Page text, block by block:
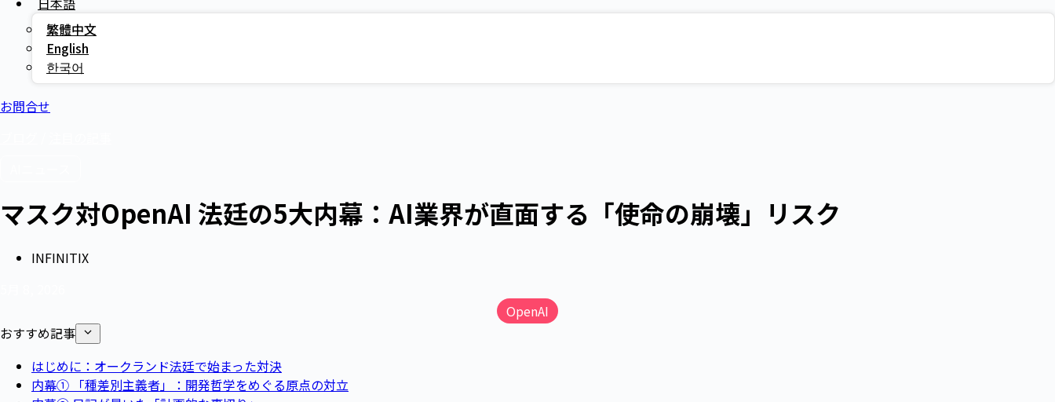
繁體中文
English
한국어
お問合せ
マスク対OpenAI 法廷の5大内幕：AI業界が直面する「使命の崩壊」リスク
INFINITIX
OpenAI
おすすめ記事
はじめに：オークランド法廷で始まった対決
内幕① 「種差別主義者」：開発哲学をめぐる原点の対立